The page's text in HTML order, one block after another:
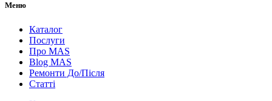
Меню
Каталог
Послуги
Про MAS
Blog MAS
Ремонти До/Після
Статті